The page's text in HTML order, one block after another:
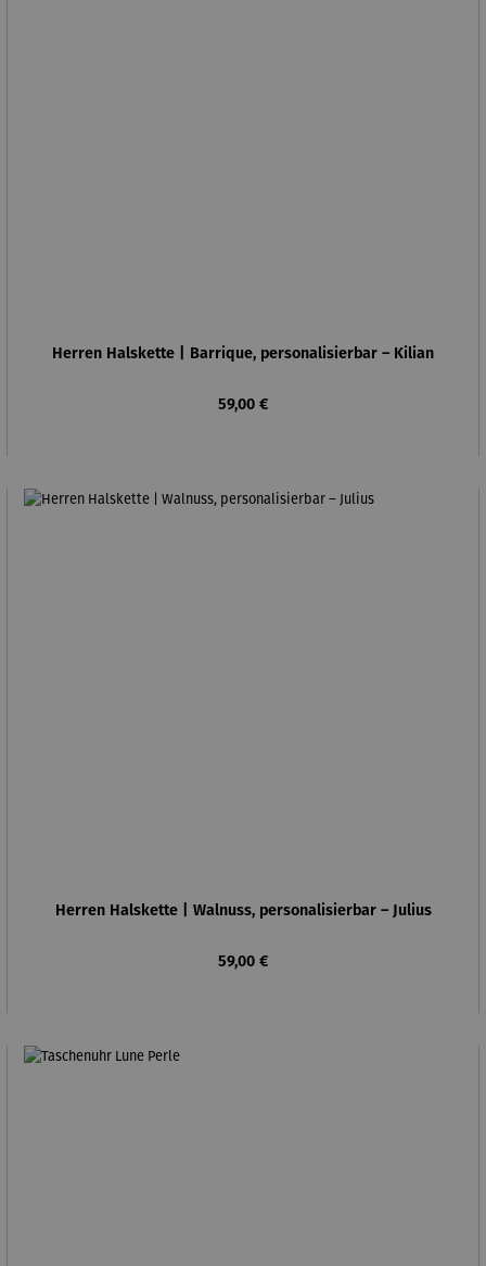
Herren Halskette | Barrique, personalisierbar – Kilian
Regulärer Preis:
59,00 €
Herren Halskette | Walnuss, personalisierbar – Julius
Regulärer Preis:
59,00 €